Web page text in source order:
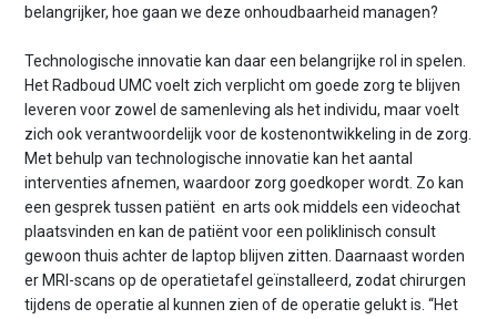
belangrijker, hoe gaan we deze onhoudbaarheid managen?
Technologische innovatie kan daar een belangrijke rol in spelen.
Het Radboud UMC voelt zich verplicht om goede zorg te blijven
leveren voor zowel de samenleving als het individu, maar voelt
zich ook verantwoordelijk voor de kostenontwikkeling in de zorg.
Met behulp van technologische innovatie kan het aantal
interventies afnemen, waardoor zorg goedkoper wordt. Zo kan
een gesprek tussen patiënt en arts ook middels een videochat
plaatsvinden en kan de patiënt voor een poliklinisch consult
gewoon thuis achter de laptop blijven zitten. Daarnaast worden
er MRI-scans op de operatietafel geïnstalleerd, zodat chirurgen
tijdens de operatie al kunnen zien of de operatie gelukt is. “Het